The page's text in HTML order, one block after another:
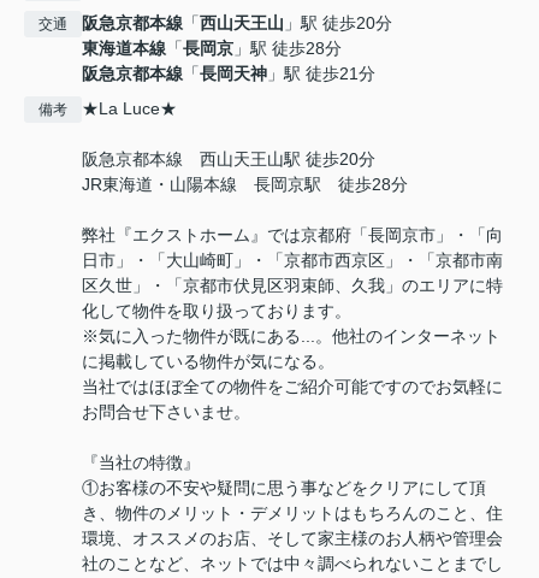
交通 阪急京都本線 「西山天王山 」駅 徒歩20分
東海道本線 「長岡京 」駅 徒歩28分
阪急京都本線 「長岡天神 」駅 徒歩21分
備考 ★La Luce★
阪急京都本線 西山天王山駅 徒歩20分
JR東海道・山陽本線 長岡京駅 徒歩28分
弊社『エクストホーム』では京都府「長岡京市」・「向
日市」・「大山崎町」・「京都市西京区」・「京都市南
区久世」・「京都市伏見区羽束師、久我」のエリアに特
化して物件を取り扱っております。
※気に入った物件が既にある...。他社のインターネット
に掲載している物件が気になる。
当社ではほぼ全ての物件をご紹介可能ですのでお気軽に
お問合せ下さいませ。
『当社の特徴』
①お客様の不安や疑問に思う事などをクリアにして頂
き、物件のメリット・デメリットはもちろんのこと、住
環境、オススメのお店、そして家主様のお人柄や管理会
社のことなど、ネットでは中々調べられないことまでし